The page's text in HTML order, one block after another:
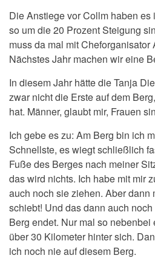
Die Anstiege vor Collm haben es
so um die 20 Prozent Steigung
muss da mal mit Cheforganisator
Nächstes Jahr machen wir eine
In diesem Jahr hätte die Tanja
zwar nicht die Erste auf dem
hat. Männer, glaubt mir, Frauen
Ich gebe es zu: Am Berg bin ich
Schnellste, es wiegt schließlich
Fuße des Berges nach meiner
das wird nichts. Ich habe mit mir
auch noch sie ziehen. Aber dann
schiebt! Und das dann auch
Berg endet. Nur mal so nebenbei
über 30 Kilometer hinter sich.
ich noch nie auf diesem Berg.